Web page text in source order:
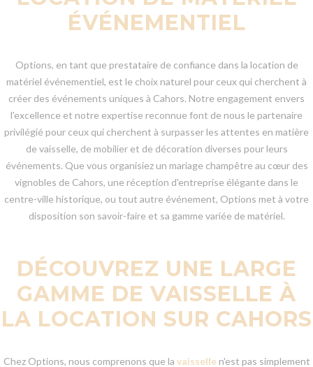
ÉVÉNEMENTIEL
Options, en tant que prestataire de confiance dans la location de
matériel événementiel, est le choix naturel pour ceux qui cherchent à
créer des événements uniques à Cahors. Notre engagement envers
l'excellence et notre expertise reconnue font de nous le partenaire
privilégié pour ceux qui cherchent à surpasser les attentes en matière
de vaisselle, de mobilier et de décoration diverses pour leurs
événements. Que vous organisiez un mariage champêtre au cœur des
vignobles de Cahors, une réception d'entreprise élégante dans le
centre-ville historique, ou tout autre événement, Options met à votre
disposition son savoir-faire et sa gamme variée de matériel.
DÉCOUVREZ UNE LARGE
GAMME DE VAISSELLE À
LA LOCATION SUR CAHORS
Chez Options, nous comprenons que la vaissellen'est pas simplement